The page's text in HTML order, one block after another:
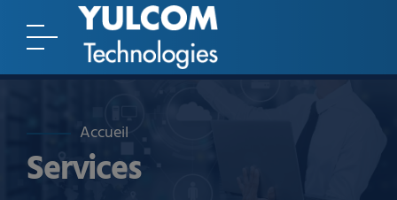
Accueil
Services